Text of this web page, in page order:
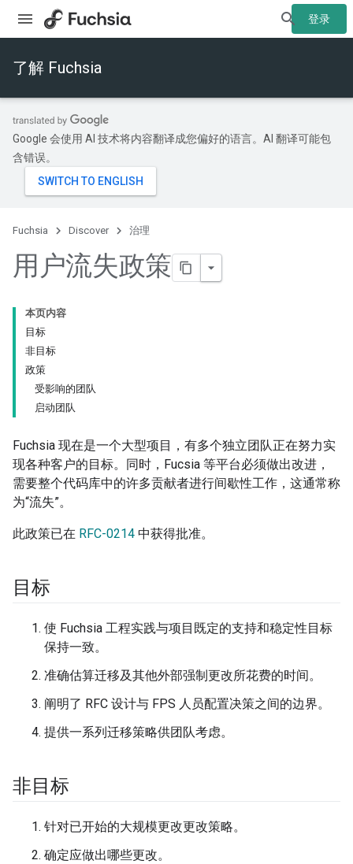
登录
了解 Fuchsia
Google 会使用 AI 技术将内容翻译成您偏好的语言。AI 翻译可能包
含错误。
Fuchsia Discover 治理
用户流失政策
本页内容
目标
非目标
政策
受影响的团队
启动团队
Fuchsia 现在是一个大型项目，有多个独立团队正在努力实
现各种客户的目标。同时，Fucsia 等平台必须做出改进，
需要整个代码库中的许多贡献者进行间歇性工作，这通常称
为“流失”。
此政策已在 RFC-0214 中获得批准。
目标
使 Fuchsia 工程实践与项目既定的支持和稳定性目标
保持一致。
准确估算迁移及其他外部强制更改所花费的时间。
阐明了 RFC 设计与 FPS 人员配置决策之间的边界。
提供一系列迁移策略供团队考虑。
非目标
针对已开始的大规模更改更改策略。
确定应做出哪些更改。